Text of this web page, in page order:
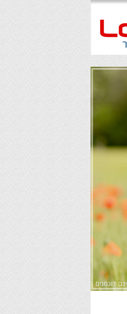
דוגמנים